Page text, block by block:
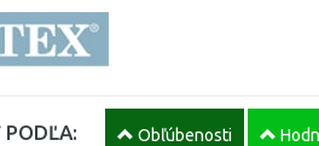
PODĽA: Obľúbenosti